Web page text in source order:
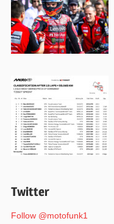
Twitter
Follow @motofunk1